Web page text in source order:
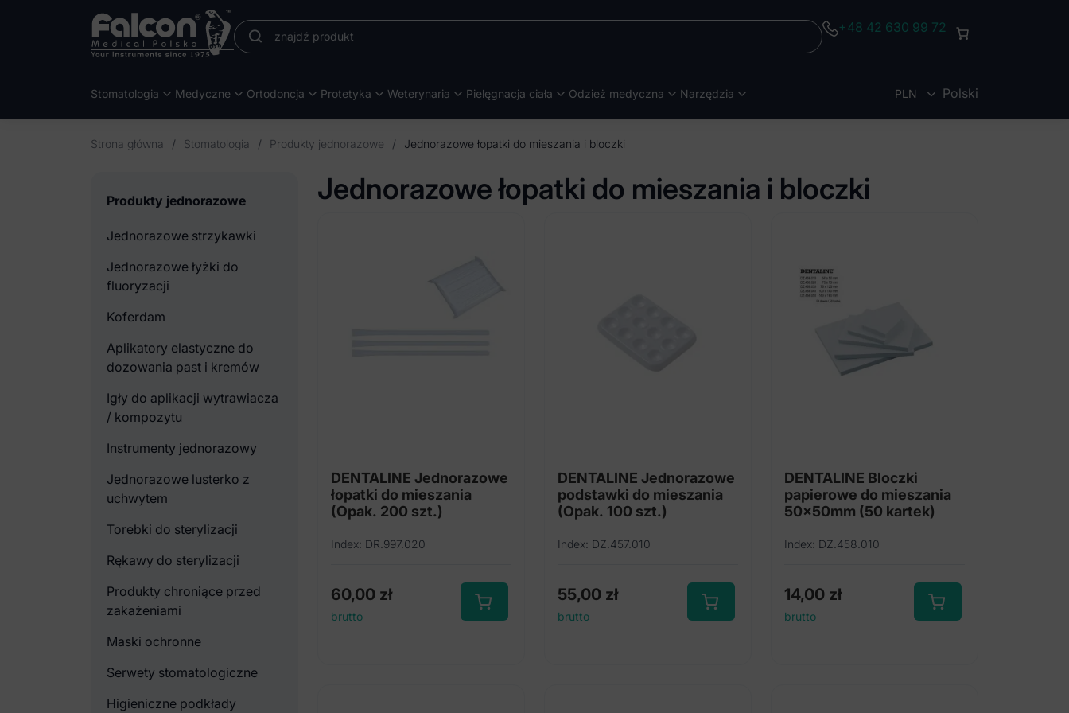
+48 42 630 99 72
Stomatologia Medyczne Ortodoncja Protetyka Weterynaria Pielęgnacja ciała Odzież medyczna Narzędzia PLN Polski
Strona główna / Stomatologia / Produkty jednorazowe / Jednorazowe łopatki do mieszania i bloczki
Produkty jednorazowe
Jednorazowe strzykawki
Jednorazowe łyżki do
fluoryzacji
Koferdam
Aplikatory elastyczne do
dozowania past i kremów
Igły do aplikacji wytrawiacza
/ kompozytu
Instrumenty jednorazowy
Jednorazowe lusterko z
uchwytem
Torebki do sterylizacji
Rękawy do sterylizacji
Produkty chroniące przed
zakażeniami
Maski ochronne
Serwety stomatologiczne
Higieniczne podkłady
Jednorazowe łopatki do mieszania i bloczki
DENTALINE Jednorazowe
łopatki do mieszania
(Opak. 200 szt.)
Index: DR.997.020
60,00 zł
brutto
DENTALINE Jednorazowe
podstawki do mieszania
(Opak. 100 szt.)
Index: DZ.457.010
55,00 zł
brutto
DENTALINE Bloczki
papierowe do mieszania
50x50mm (50 kartek)
Index: DZ.458.010
14,00 zł
brutto